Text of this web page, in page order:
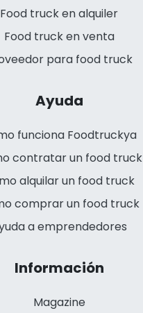
Food truck en alquiler
Food truck en venta
para food truck
Ayuda
funciona Foodtruckya
contratar un food truck
alquilar un food truck
comprar un food truck
a emprendedores
Información
Magazine